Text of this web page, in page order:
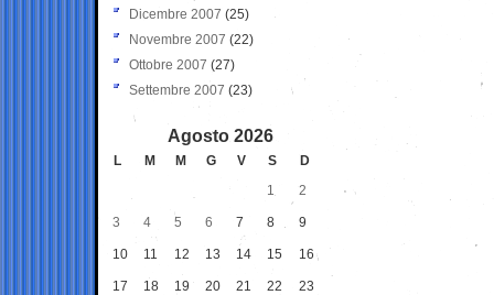
Dicembre 2007 (25)
Novembre 2007 (22)
Ottobre 2007 (27)
Settembre 2007 (23)
Agosto 2026
L M M G V S
D
1
2
3 4 5 6 7 8 9
10 11 12 13 14 15 16
17 18 19 20 21 22 23